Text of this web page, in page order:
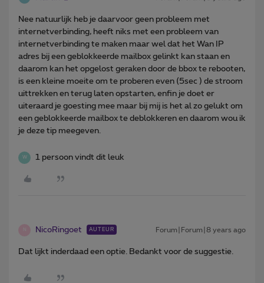
Nee natuurlijk heb je daarvoor geen probleem met
internetverbinding, heeft niks met een probleem van
internetverbinding te maken maar wel dat het Wan IP
adres bij een geblokkeerde mailbox gelinkt kan staan en
daarom kan het opgelost geraken door de bbox te rebooten,
is een kleine moeite om te proberen even (5sec ) de stroom
uittrekken en terug laten opstarten, enfin je doet er
uiteraard je goesting mee maar bij mij is het al zo gelukt om
een geblokkeerde mailbox te deblokkeren en daarom wou ik
je deze tip meegeven.
W 1 persoon vindt dit leuk
NicoRingoet AUTEUR Forum|Forum|8 years ago
Dat lijkt inderdaad een optie. Bedankt voor de suggestie.